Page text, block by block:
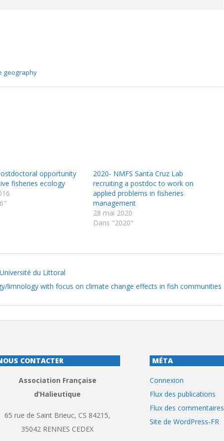
geography
opportunity
fisheries ecology
2020- NMFS Santa Cruz Lab
recruiting a postdoc to work on
applied problems in fisheries
management
28 mai 2020
Dans "2020"
du Littoral
limnology with focus on climate change effects in fish communities
CONTACTER
Association Française
d’Halieutique
65 rue de Saint Brieuc, CS 84215,
35042 RENNES CEDEX
MÉTA
Connexion
Flux des publications
Flux des commentaires
Site de WordPress-FR